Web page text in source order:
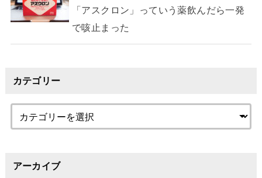
「アスクロン」っていう薬飲んだら一発
で咳止まった
カテゴリー
アーカイブ